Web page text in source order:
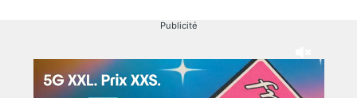
Publicité